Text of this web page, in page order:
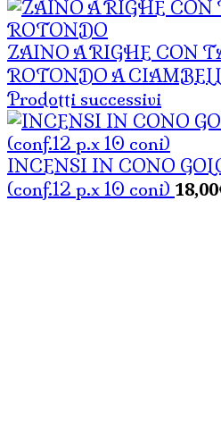
ZAINO A RIGHE CON
ROTONDO A
Prodotti successivi
INCENSI IN CONO
(conf.12 p.x 10 coni) 18,00